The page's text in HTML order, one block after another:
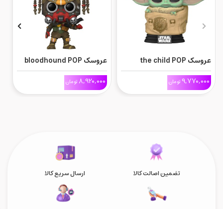
عروسک the child POP
9,770,000 تومان
عروسک bloodhound POP
8,920,000 تومان
تضمین اصالت کالا ارسال سریع کالا